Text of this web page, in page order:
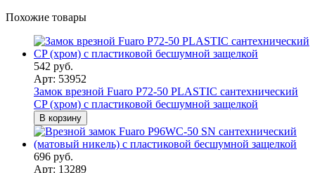
Похожие товары
542 руб.
Арт: 53952
Замок врезной Fuaro P72-50 PLASTIC сантехнический
CP (хром) с пластиковой бесшумной защелкой
В корзину
696 руб.
Арт: 13289